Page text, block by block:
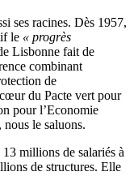
ses racines. Dès 1957,
le « progrès
Lisbonne fait de
combinant
de
du Pacte vert pour
pour l’Economie
nous le saluons.
millions de salariés à
de structures. Elle